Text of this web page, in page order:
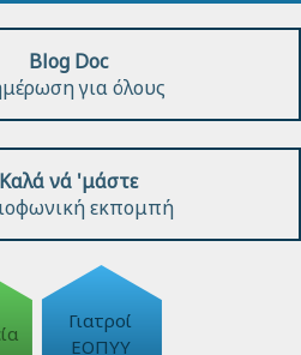
Blog Doc
για όλους
Καλά νά 'μάστε
εκπομπή
Γιατροί
ΕΟΠΥΥ